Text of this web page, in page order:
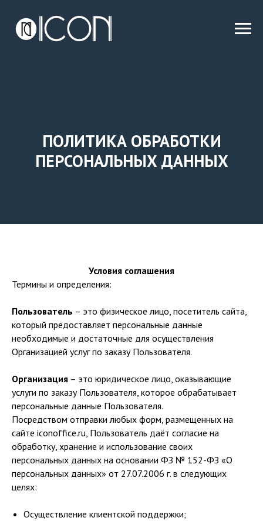
ПОЛИТИКА ОБРАБОТКИ
ПЕРСОНАЛЬНЫХ ДАННЫХ
Условия соглашения
Термины и определения:
Пользователь – это физическое лицо, посетитель сайта,
который предоставляет персональные данные
необходимые и достаточные для осуществления
Организацией услуг по заказу Пользователя.
Организация – это юридическое лицо, оказывающие
услуги по заказу Пользователя, которое обрабатывает
персональные данные Пользователя.
Посредством отправки любых форм, размещенных на
сайте iconoffice.ru, Пользователь даёт согласие на
обработку, хранение и использование своих
персональных данных на основании ФЗ № 152-ФЗ «О
персональных данных» от 27.07.2006 г. в следующих
целях:
Осуществление клиентской поддержки;